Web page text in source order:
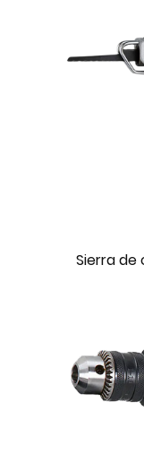
Sierra de